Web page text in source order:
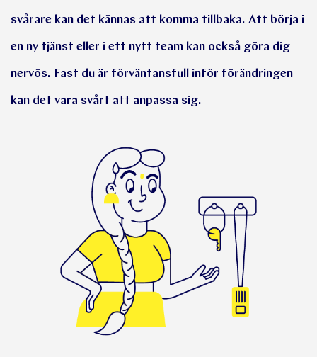
svårare kan det kännas att komma tillbaka. Att börja i
en ny tjänst eller i ett nytt team kan också göra dig
nervös. Fast du är förväntansfull inför förändringen
kan det vara svårt att anpassa sig.